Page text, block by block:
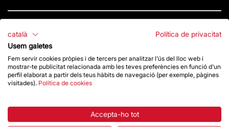
Dona un impuls
Botiga
català
Política de privacitat
Usem galetes
Fem servir cookies pròpies i de tercers per analitzar l'ús del lloc web i
mostrar-te publicitat relacionada amb les teves preferències en funció d'un
perfil elaborat a partir dels teus hàbits de navegació (per exemple, pàgines
visitades). Política de cookies
Accepta-ho tot